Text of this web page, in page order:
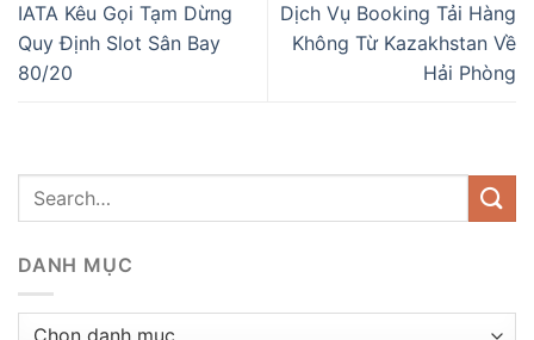
IATA Kêu Gọi Tạm Dừng
Quy Định Slot Sân Bay
80/20
Dịch Vụ Booking Tải Hàng
Không Từ Kazakhstan Về
Hải Phòng
DANH MỤC
Danh